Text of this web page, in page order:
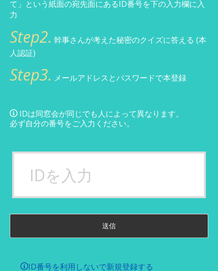
て」という紙面の宛先面にあるID番号を下の入力欄に入
力
Step2. 幹事さんが考えた秘密のクイズに答える (本
人認証)
Step3. メールアドレスとパスワードで本登録
IDは同窓会が同じでも人によって異なります。
必ず自分の番号をご入力ください。
送信
ID番号を利用しないで新規登録する